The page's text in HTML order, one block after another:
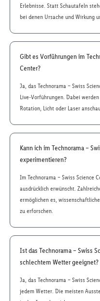
Erlebnisse. Statt Schautafeln
bei denen Ursache und Wirkung
Gibt es Vorführungen im
Center?
Ja, das Technorama – Swiss
Live-Vorführungen. Dabei
Rotation, Licht oder Laser
Kann ich im Technorama –
experimentieren?
Im Technorama – Swiss Science
ausdrücklich erwünscht.
ermöglichen es,
zu erforschen.
Ist das Technorama – Swiss
schlechtem Wetter geeignet?
Ja, das Technorama – Swiss
jedem Wetter. Die meisten